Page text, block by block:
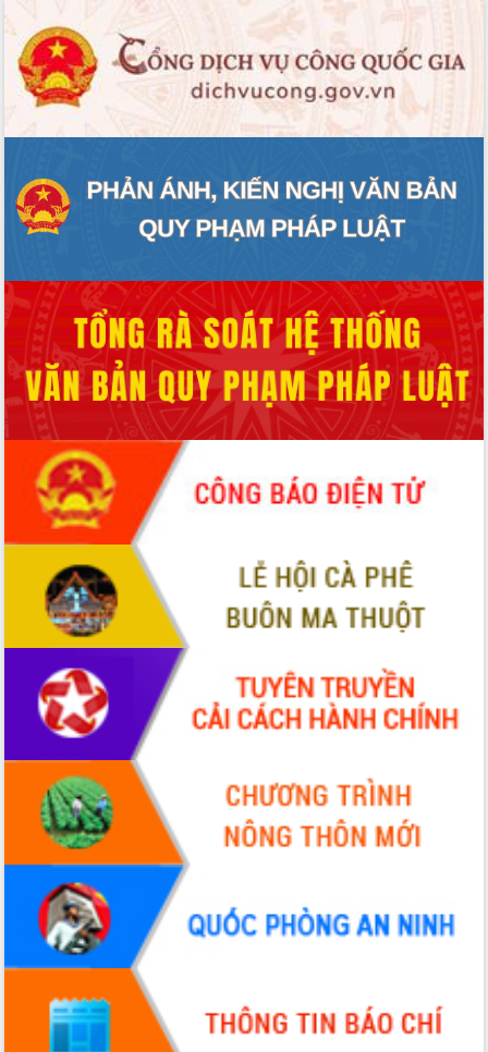
Tháo gỡ những vướng mắc, đẩy mạnh
công tác cải cách thủ tục hành chính
tại Trung tâm Phục vụ hành chính
công tỉnh
Đắk Lắk: Tôn vinh 46 giải pháp tại Hội
thi Sáng tạo Kỹ thuật 2024 - 2025
về phát triển nuôi trồng thủy sản
Phó Chủ tịch UBND tỉnh Đắk Lắk
Trương Công Thái kiểm tra thực địa
Dự án cao tốc Khánh Hòa - Buôn Ma
Định vị cà phê Việt Nam như một “di
sản sống” trong dòng chảy toàn cầu
Xây dựng nông thôn mới: Nâng cao đời
sống người dân từ những mô hình thiết
thực
Quyết liệt tháo gỡ vướng mắc, đẩy
nhanh tiến độ các dự án trọng điểm
trong Khu kinh tế Nam Phú Yên
Hòn Yến phát triển du lịch gắn với bảo
tồn biển
Lấy ý kiến điều chỉnh Quy hoạch tỉnh
Đắk Lắk thời kỳ 2021-2030, tầm nhìn
đến năm 2050
Phát động chiến dịch 30 ngày đêm
giải phóng mặt bằng Tuyến đường bộ
ven biển
Đắk Lắk nỗ lực thúc đẩy tăng trưởng
kinh tế từ 10% trở lên trong Quý
II/2026
Đắk Lắk ký kết thỏa thuận hợp tác về
chuyển đổi số giai đoạn 2026 – 2030
với Tập đoàn Bưu chính Viễn thông
Việt Nam
Thứ trưởng Bộ Y tế làm việc với tỉnh
Đắk Lắk về phát triển nhân lực y tế
cho trạm y tế cấp xã
Du lịch Đắk Lắk nâng tầm trải nghiệm
du khách thông qua Hệ thống cơ sở dữ
liệu và Bản đồ số
Tập huấn ứng dụng trí tuệ nhân tạo (AI)
trong thương mại điện tử năm 2026
Đoàn đại biểu Quốc hội tỉnh Đắk Lắk